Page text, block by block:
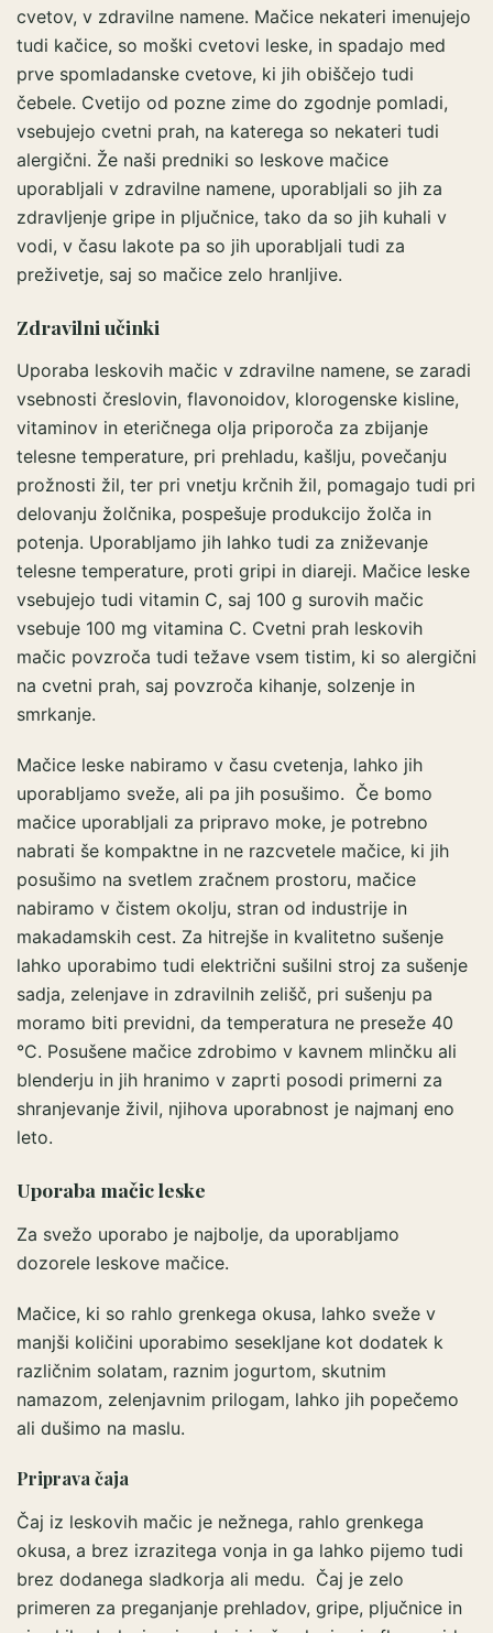
cvetov, v zdravilne namene. Mačice nekateri imenujejo
tudi kačice, so moški cvetovi leske, in spadajo med
prve spomladanske cvetove, ki jih obiščejo tudi
čebele. Cvetijo od pozne zime do zgodnje pomladi,
vsebujejo cvetni prah, na katerega so nekateri tudi
alergični. Že naši predniki so leskove mačice
uporabljali v zdravilne namene, uporabljali so jih za
zdravljenje gripe in pljučnice, tako da so jih kuhali v
vodi, v času lakote pa so jih uporabljali tudi za
preživetje, saj so mačice zelo hranljive.
Zdravilni učinki
Uporaba leskovih mačic v zdravilne namene, se zaradi
vsebnosti čreslovin, flavonoidov, klorogenske kisline,
vitaminov in eteričnega olja priporoča za zbijanje
telesne temperature, pri prehladu, kašlju, povečanju
prožnosti žil, ter pri vnetju krčnih žil, pomagajo tudi pri
delovanju žolčnika, pospešuje produkcijo žolča in
potenja. Uporabljamo jih lahko tudi za zniževanje
telesne temperature, proti gripi in diareji. Mačice leske
vsebujejo tudi vitamin C, saj 100 g surovih mačic
vsebuje 100 mg vitamina C. Cvetni prah leskovih
mačic povzroča tudi težave vsem tistim, ki so alergični
na cvetni prah, saj povzroča kihanje, solzenje in
smrkanje.
Mačice leske nabiramo v času cvetenja, lahko jih
uporabljamo sveže, ali pa jih posušimo. Če bomo
mačice uporabljali za pripravo moke, je potrebno
nabrati še kompaktne in ne razcvetele mačice, ki jih
posušimo na svetlem zračnem prostoru, mačice
nabiramo v čistem okolju, stran od industrije in
makadamskih cest. Za hitrejše in kvalitetno sušenje
lahko uporabimo tudi električni sušilni stroj za sušenje
sadja, zelenjave in zdravilnih zelišč, pri sušenju pa
moramo biti previdni, da temperatura ne preseže 40
°C. Posušene mačice zdrobimo v kavnem mlinčku ali
blenderju in jih hranimo v zaprti posodi primerni za
shranjevanje živil, njihova uporabnost je najmanj eno
leto.
Uporaba mačic leske
Za svežo uporabo je najbolje, da uporabljamo
dozorele leskove mačice.
Mačice, ki so rahlo grenkega okusa, lahko sveže v
manjši količini uporabimo sesekljane kot dodatek k
različnim solatam, raznim jogurtom, skutnim
namazom, zelenjavnim prilogam, lahko jih popečemo
ali dušimo na maslu.
Priprava čaja
Čaj iz leskovih mačic je nežnega, rahlo grenkega
okusa, a brez izrazitega vonja in ga lahko pijemo tudi
brez dodanega sladkorja ali medu. Čaj je zelo
primeren za preganjanje prehladov, gripe, pljučnice in